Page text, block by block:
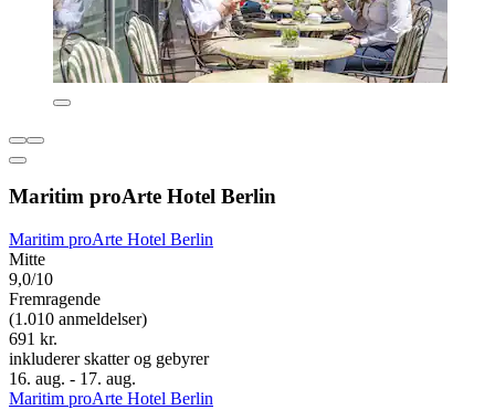
Maritim proArte Hotel Berlin
Maritim proArte Hotel Berlin
Mitte
9,0/10
Fremragende
(1.010 anmeldelser)
691 kr.
inkluderer skatter og gebyrer
16. aug. - 17. aug.
Maritim proArte Hotel Berlin